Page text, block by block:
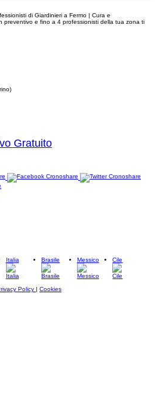
di Giardinieri a Fermo | Cura e
preventivo e fino a 4 professionisti della tua zona ti
Gratuito
Italia Brasile Messico Cile
Policy | Cookies